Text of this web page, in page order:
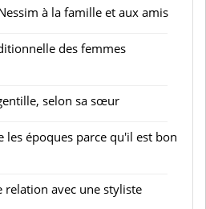
à la famille et aux amis
des femmes
selon sa sœur
les époques parce qu'il est bon
relation avec une styliste